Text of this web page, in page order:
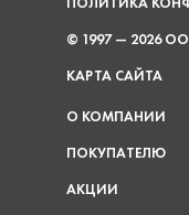
© 1997 — 2026
КАРТА САЙТА
О КОМПАНИИ
ПОКУПАТЕЛЮ
АКЦИИ